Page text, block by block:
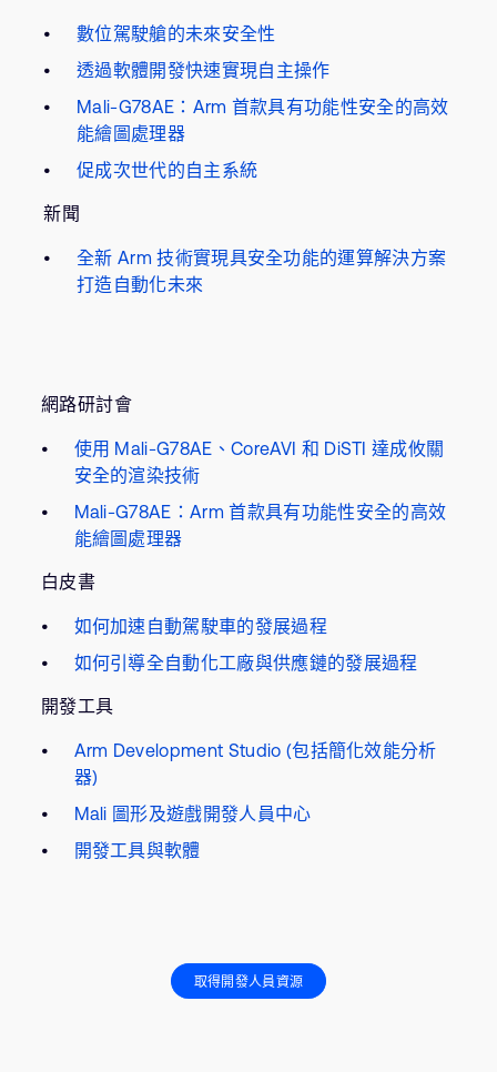
數位駕駛艙的未來安全性
透過軟體開發快速實現自主操作
Mali-G78AE：Arm 首款具有功能性安全的高效
能繪圖處理器
促成次世代的自主系統
新聞
全新 Arm 技術實現具安全功能的運算解決方案
打造自動化未來
網路研討會
使用 Mali-G78AE、CoreAVI 和 DiSTI 達成攸關
安全的渲染技術
Mali-G78AE：Arm 首款具有功能性安全的高效
能繪圖處理器
白皮書
如何加速自動駕駛車的發展過程
如何引導全自動化工廠與供應鏈的發展過程
開發工具
Arm Development Studio (包括簡化效能分析
器)
Mali 圖形及遊戲開發人員中心
開發工具與軟體
取得開發人員資源